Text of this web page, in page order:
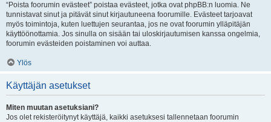
“Poista foorumin evästeet” poistaa evästeet, jotka ovat phpBB:n luomia. Ne
tunnistavat sinut ja pitävät sinut kirjautuneena foorumille. Evästeet tarjoavat
myös toimintoja, kuten luettujen seurantaa, jos ne ovat foorumin ylläpitäjän
käyttöönottamia. Jos sinulla on sisään tai uloskirjautumisen kanssa ongelmia,
foorumin evästeiden poistaminen voi auttaa.
Ylös
Käyttäjän asetukset
Miten muutan asetuksiani?
Jos olet rekisteröitynyt käyttäjä, kaikki asetuksesi tallennetaan foorumin